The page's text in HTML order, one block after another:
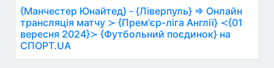
{Манчестер Юнайтед} - {Ліверпуль} ⇒ Онлайн
трансляція матчу ≻ {Прем'єр-ліга Англії} ≺{01
вересня 2024}≻ {Футбольний поєдинок} на
СПОРТ.UA